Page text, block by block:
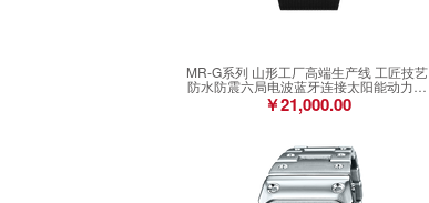
MR-G系列 山形工厂高端生产线 工匠技艺
防水防震六局电波蓝牙连接太阳能动力男
表MRG-B5000R-1DR
￥21,000.00